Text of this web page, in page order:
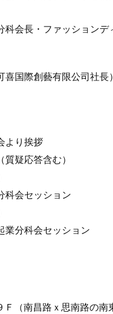
ァッションディレ
藝有限公司社長）
挨拶
答含む）
ッション
会セッション
昌路ｘ思南路の南東